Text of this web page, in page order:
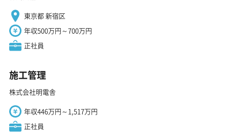
東京都 新宿区
年収500万円～700万円
正社員
施工管理
株式会社明電舎
年収446万円～1,517万円
正社員